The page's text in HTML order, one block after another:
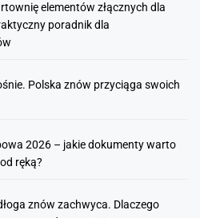
elementów złącznych dla
poradnik dla
Polska znów przyciąga swoich
2026 – jakie dokumenty warto
ręką?
znów zachwyca. Dlaczego